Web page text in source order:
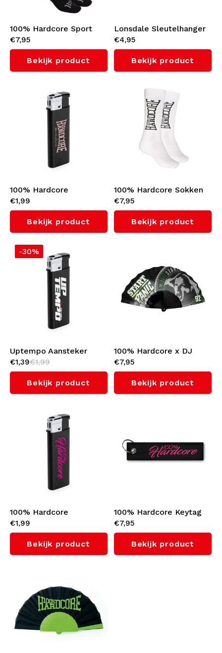
100% Hardcore Sport
Sokken 'Gabber' (Black)
€7,95
Bekijk product
Lonsdale Sleutelhanger
'Trenton'
€4,95
Bekijk product
100% Hardcore
Aansteker 'Pink
Essential'
€1,99
Bekijk product
100% Hardcore Sokken
(White)
€7,95
Bekijk product
-30%
Uptempo Aansteker
'Push The Limits'
€1,39€1,99
Bekijk product
100% Hardcore x DJ
Panic Waaier 'Start The
Panic'
€7,95
Bekijk product
100% Hardcore
Aansteker 'Handwritten'
(Black/Pink)
€1,99
Bekijk product
100% Hardcore Keytag
'Signature' (Black/Pink)
€7,95
Bekijk product